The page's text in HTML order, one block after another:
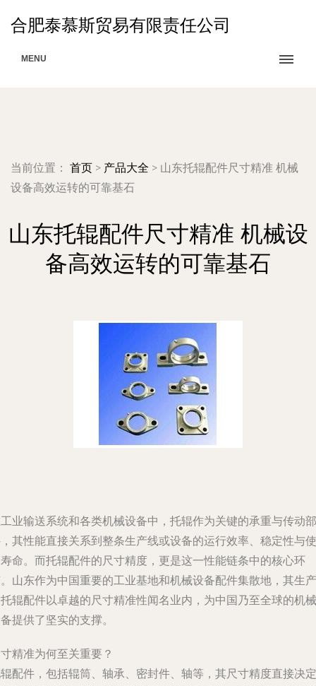
合肥泰慕斯贸易有限责任公司
MENU
当前位置： 首页 > 产品大全 > 山东托辊配件尺寸精准 机械
设备高效运转的可靠基石
山东托辊配件尺寸精准 机械设
备高效运转的可靠基石
业输送系统和各类机械设备中，托辊作为关键的承重与传动部
其性能直接关系到整条生产线或设备的运行效率、稳定性与使
命。而托辊配件的尺寸精度，更是这一性能链条中的核心环
山东作为中国重要的工业基地和机械设备配件集散地，其生产
辊配件以卓越的尺寸精准性闻名业内，为中国乃至全球的机械
提供了坚实的支撑。
精准为何至关重要？
配件，包括辊筒、轴承、密封件、轴等，其尺寸精度直接决定